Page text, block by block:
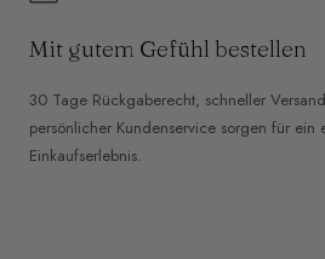
Mit gutem Gefühl bestellen
30 Tage Rückgaberecht, schneller
persönlicher Kundenservice sorgen für ein
Einkaufserlebnis.